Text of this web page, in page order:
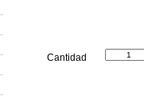
Cantidad